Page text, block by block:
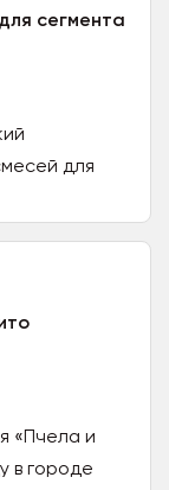
сегмента
для
«Пчела и
в городе